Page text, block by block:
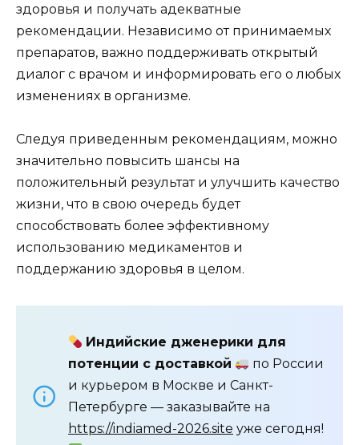
здоровья и получать адекватные
рекомендации. Независимо от принимаемых
препаратов, важно поддерживать открытый
диалог с врачом и информировать его о любых
изменениях в организме.
Следуя приведенным рекомендациям, можно
значительно повысить шансы на
положительный результат и улучшить качество
жизни, что в свою очередь будет
способствовать более эффективному
использованию медикаментов и
поддержанию здоровья в целом.
Индийские дженерики для
потенции с доставкой
по России
и курьером в Москве и Санкт-
Петербурге — заказывайте на
https://indiamed-2026.site уже сегодня!